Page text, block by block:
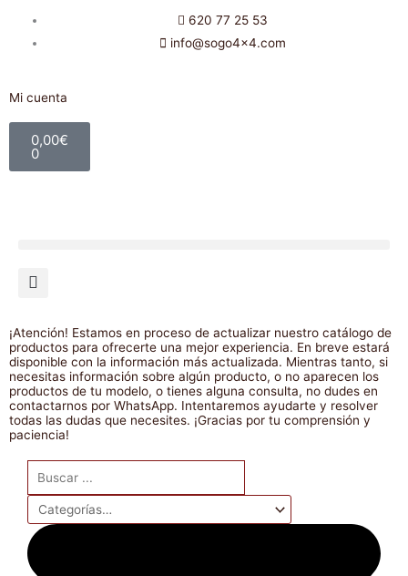
620 77 25 53
info@sogo4x4.com
Mi cuenta
0,00€
0
Carrito
¡Atención! Estamos en proceso de actualizar nuestro catálogo de
productos para ofrecerte una mejor experiencia. En breve estará
disponible con la información más actualizada. Mientras tanto, si
necesitas información sobre algún producto, o no aparecen los
productos de tu modelo, o tienes alguna consulta, no dudes en
contactarnos por WhatsApp. Intentaremos ayudarte y resolver
todas las dudas que necesites. ¡Gracias por tu comprensión y
paciencia!
Search
...